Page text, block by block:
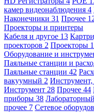
камер видеонаблюдения 4
Наконечники 31 Прочее
Проекторы и принтеры
Кабеля и другое 13
проекторов 2 Проекторы
Оборудование и
Паяльные станции и
Паяльные станции 42
вакуумный 2 Инструмент,
Инструмент 28 Прочее 44
приборы 38
прочее 7 Сетевое